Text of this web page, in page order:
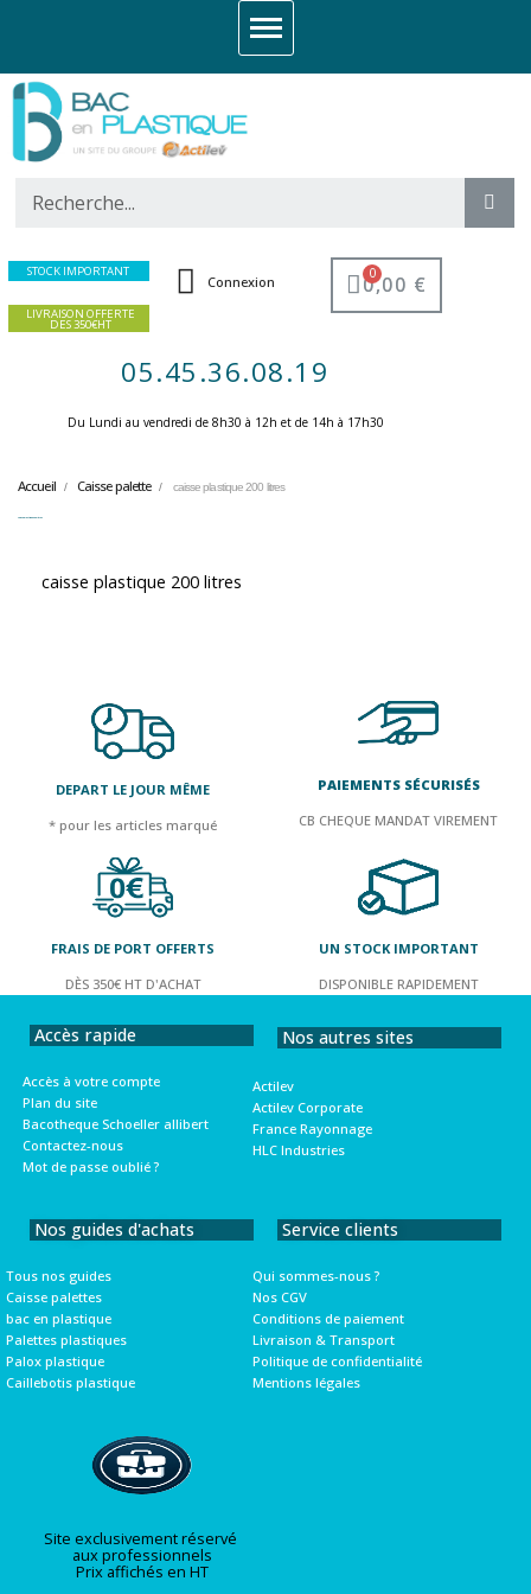
STOCK IMPORTANT
LIVRAISON OFFERTE
DES 350€HT
Connexion 0,00 €
05.45.36.08.19
Du Lundi au vendredi de 8h30 à 12h et de 14h à 17h30 ​
Accueil Caisse palette caisse plastique 200 litres
caisse plastique 200 litres
DEPART LE JOUR MÊME
* pour les articles marqué
PAIEMENTS SÉCURISÉS
CB CHEQUE MANDAT VIREMENT
FRAIS DE PORT OFFERTS
DÈS 350€ HT D'ACHAT
UN STOCK IMPORTANT
DISPONIBLE RAPIDEMENT
Accès rapide
Accès à votre compte
Plan du site
Bacotheque Schoeller allibert
Contactez-nous
Mot de passe oublié ?
Nos autres sites
Actilev
Actilev Corporate
France Rayonnage
HLC Industries
Nos guides d'achats
Tous nos guides
Caisse palettes
bac en plastique
Palettes plastiques
Palox plastique
Caillebotis plastique
Service clients
Qui sommes-nous ?
Nos CGV
Conditions de paiement
Livraison & Transport
Politique de confidentialité
Mentions légales
Site exclusivement réservé
aux professionnels
Prix affichés en HT